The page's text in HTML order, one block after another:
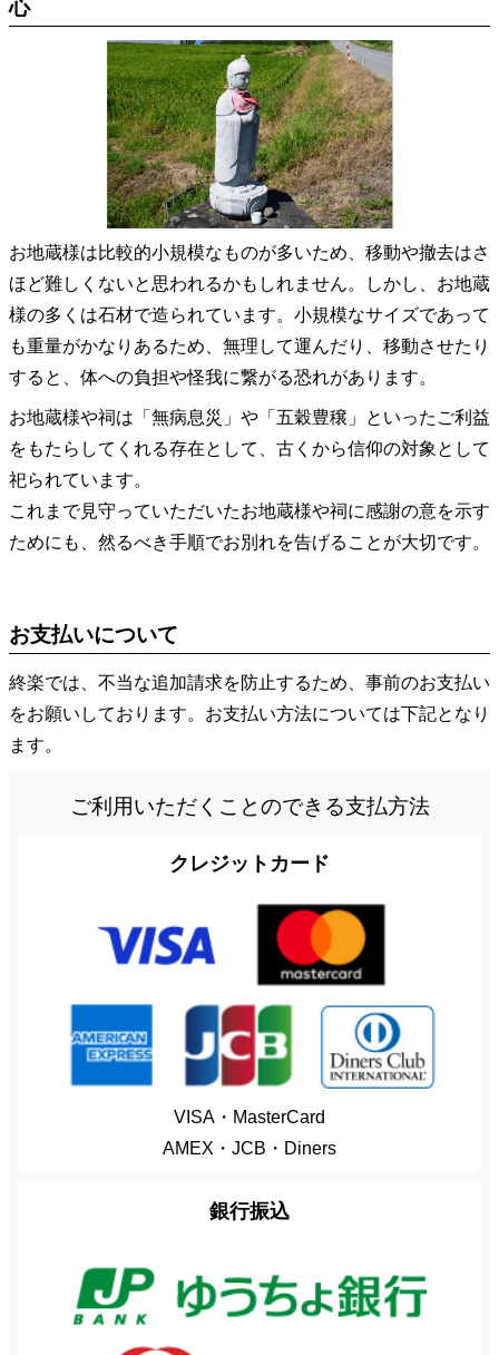
心
お地蔵様は比較的小規模なものが多いため、移動や撤去はさ
ほど難しくないと思われるかもしれません。しかし、お地蔵
様の多くは石材で造られています。小規模なサイズであって
も重量がかなりあるため、無理して運んだり、移動させたり
すると、体への負担や怪我に繋がる恐れがあります。
お地蔵様や祠は「無病息災」や「五穀豊穣」といったご利益
をもたらしてくれる存在として、古くから信仰の対象として
祀られています。
これまで見守っていただいたお地蔵様や祠に感謝の意を示す
ためにも、然るべき手順でお別れを告げることが大切です。
お支払いについて
終楽では、不当な追加請求を防止するため、事前のお支払い
をお願いしております。お支払い方法については下記となり
ます。
ご利用いただくことのできる支払方法
クレジットカード
VISA・MasterCard
AMEX・JCB・Diners
銀行振込